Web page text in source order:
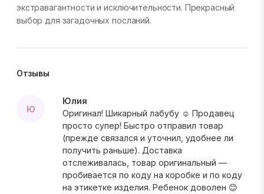
экстравагантности и исключительности. Прекрасный
выбор для загадочных посланий.
Отзывы
Ю
Юлия
Оригинал! Шикарный лабубу ☺️ Продавец
просто супер! Быстро отправил товар
(прежде связался и уточнил, удобнее ли
получить раньше). Доставка
отслеживалась, товар оригинальный —
пробивается по коду на коробке и по коду
на этикетке изделия. Ребенок доволен 😊